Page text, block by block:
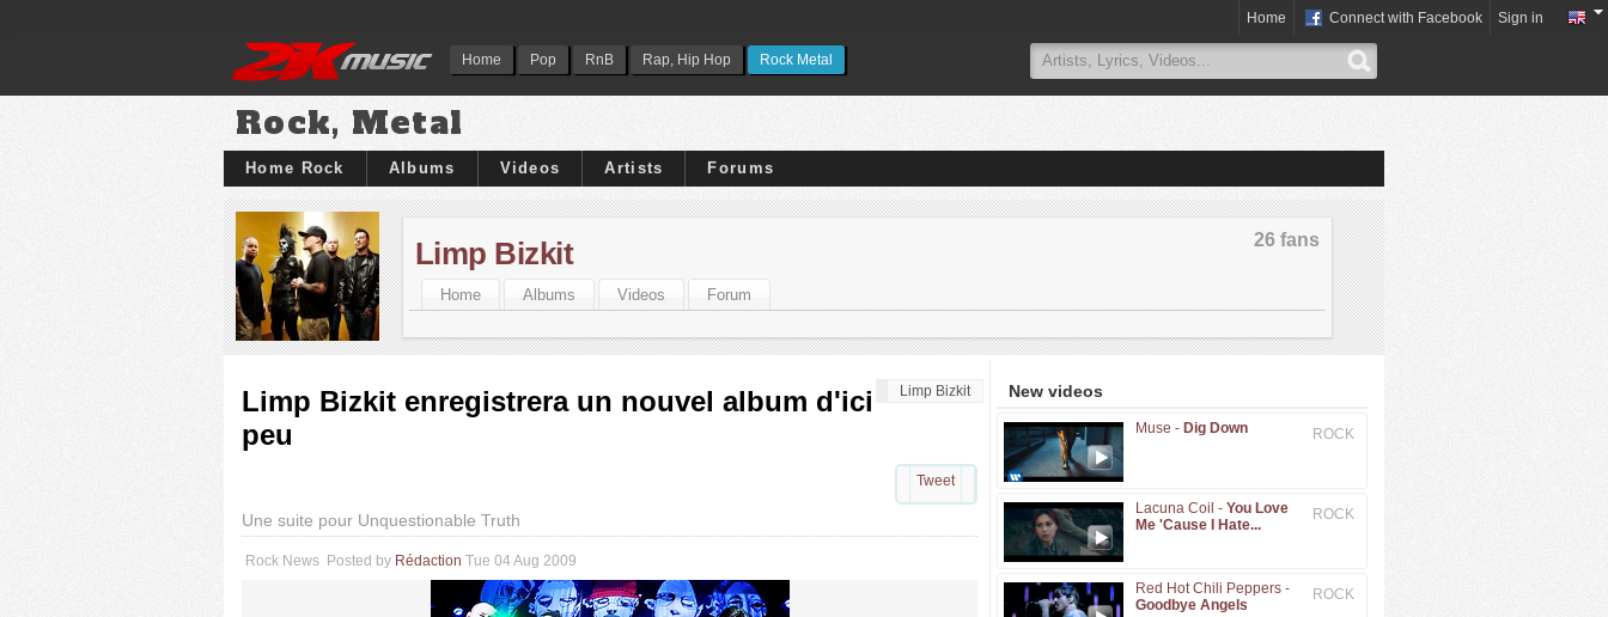
Home Pop RnB Rap, Hip Hop Rock Metal
Home Connect with Facebook Sign in
Rock, Metal
Home Rock Albums Videos Artists Forums
26 fans
Limp Bizkit
Home Albums Videos Forum
Limp Bizkit
Limp Bizkit enregistrera un nouvel album d'ici
peu
Tweet
Une suite pour Unquestionable Truth
Rock News Posted by Rédaction Tue 04 Aug 2009
New videos
ROCK
Muse - Dig Down
ROCK
Lacuna Coil - You Love
Me 'Cause I Hate...
ROCK
Red Hot Chili Peppers -
Goodbye Angels